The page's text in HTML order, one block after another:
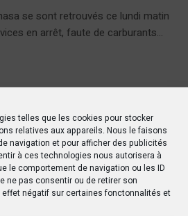
telles que les cookies pour stocker
relatives aux appareils. Nous le faisons
navigation et pour afficher des publicités
à ces technologies nous autorisera à
le comportement de navigation ou les ID
ne pas consentir ou de retirer son
négatif sur certaines fonctonnalités et
se sont retrouvés ce lundi matin
en arrêt, faute de carburants...